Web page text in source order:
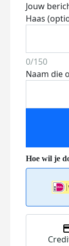
Jouw
Haas
0/150
Naam die